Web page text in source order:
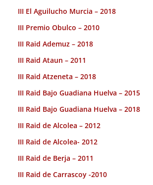
III El Aguilucho Murcia – 2018
III Premio Obulco – 2010
III Raid Ademuz – 2018
III Raid Ataun – 2011
III Raid Atzeneta – 2018
III Raid Bajo Guadiana Huelva – 2015
III Raid Bajo Guadiana Huelva – 2018
III Raid de Alcolea – 2012
III Raid de Alcolea- 2012
III Raid de Berja – 2011
III Raid de Carrascoy -2010